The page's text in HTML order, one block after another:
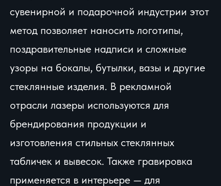
сувенирной и подарочной индустрии этот
метод позволяет наносить логотипы,
поздравительные надписи и сложные
узоры на бокалы, бутылки, вазы и другие
стеклянные изделия. В рекламной
отрасли лазеры используются для
брендирования продукции и
изготовления стильных стеклянных
табличек и вывесок. Также гравировка
применяется в интерьере — для